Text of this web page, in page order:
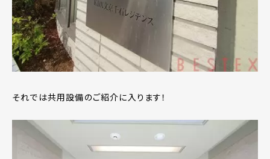
それでは共用設備のご紹介に入ります！